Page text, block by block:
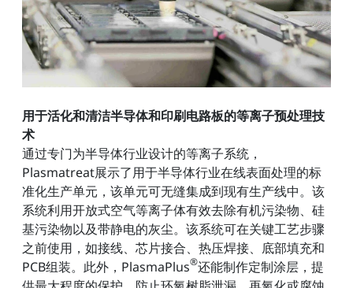
用于活化和清洁半导体和印刷电路板的等离子预处理技
术
通过专门为半导体行业设计的等离子系统，
Plasmatreat展示了用于半导体行业在线表面处理的标
准化生产单元，该单元可无缝集成到现有生产线中。该
系统利用开放式空气等离子体有效去除有机污染物、硅
基污染物以及带静电的灰尘。该系统可在关键工艺步骤
之前使用，如接线、芯片接合、热压焊接、底部填充和
PCB组装。此外，PlasmaPlus®还能制作定制涂层，提